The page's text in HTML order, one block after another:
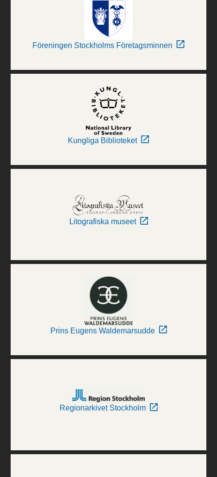
Föreningen Stockholms Företagsminnen
Kungliga Biblioteket
Litografiska museet
Prins Eugens Waldemarsudde
Regionarkivet Stockholm